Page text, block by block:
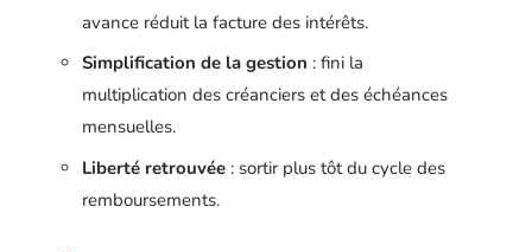
avance réduit la facture des intérêts.
Simplification de la gestion : fini la
multiplication des créanciers et des échéances
mensuelles.
Liberté retrouvée : sortir plus tôt du cycle des
remboursements.